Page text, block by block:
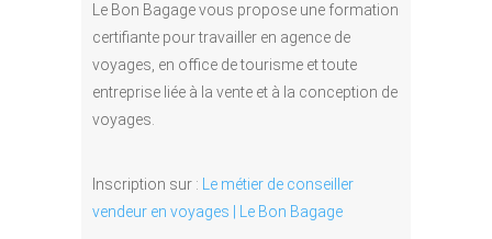
Le Bon Bagage vous propose une formation
certifiante pour travailler en agence de
voyages, en office de tourisme et toute
entreprise liée à la vente et à la conception de
voyages.
Inscription sur :
Le métier de conseiller
vendeur en voyages | Le Bon Bagage